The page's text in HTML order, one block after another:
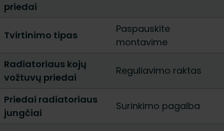
priedai
Tvirtinimo tipas
Paspauskite
montavime
Radiatoriaus kojų
vožtuvų priedai
Reguliavimo raktas
Priedai radiatoriaus
jungčiai
Surinkimo pagalba